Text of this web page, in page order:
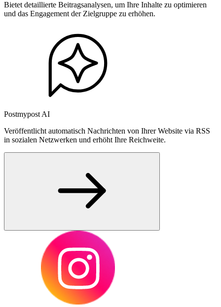
Bietet detaillierte Beitragsanalysen, um Ihre Inhalte zu optimieren
und das Engagement der Zielgruppe zu erhöhen.
Postmypost AI
Veröffentlicht automatisch Nachrichten von Ihrer Website via RSS
in sozialen Netzwerken und erhöht Ihre Reichweite.